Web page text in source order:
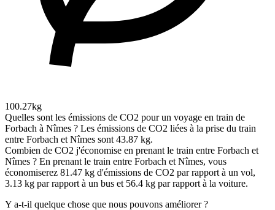
100.27kg
Quelles sont les émissions de CO2 pour un voyage en train de
Forbach à Nîmes ? Les émissions de CO2 liées à la prise du train
entre Forbach et Nîmes sont 43.87 kg.
Combien de CO2 j'économise en prenant le train entre Forbach et
Nîmes ? En prenant le train entre Forbach et Nîmes, vous
économiserez 81.47 kg d'émissions de CO2 par rapport à un vol,
3.13 kg par rapport à un bus et 56.4 kg par rapport à la voiture.
Y a-t-il quelque chose que nous pouvons améliorer ?